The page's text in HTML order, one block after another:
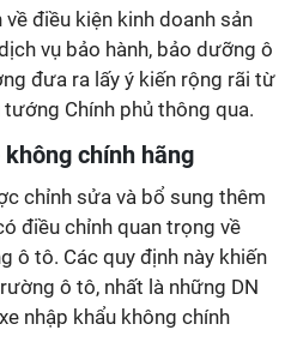
điều kiện kinh doanh sản
vụ bảo hành, bảo dưỡng ô
đưa ra lấy ý kiến rộng rãi từ
Chính phủ thông qua.
chính hãng
chỉnh sửa và bổ sung thêm
điều chỉnh quan trọng về
ô tô. Các quy định này khiến
ô tô, nhất là những DN
nhập khẩu không chính